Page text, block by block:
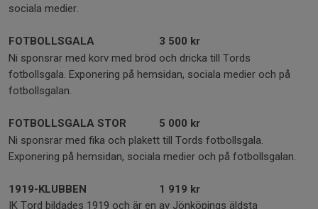
sociala medier.
FOTBOLLSGALA
3 500 kr
Ni sponsrar med korv med bröd och dricka till Tords
fotbollsgala. Exponering på hemsidan, sociala medier och på
fotbollsgalan.
FOTBOLLSGALA STOR
5 000 kr
Ni sponsrar med fika och plakett till Tords fotbollsgala.
Exponering på hemsidan, sociala medier och på fotbollsgalan.
1919-KLUBBEN
1 919 kr
IK Tord bildades 1919 och är en av Jönköpings äldsta